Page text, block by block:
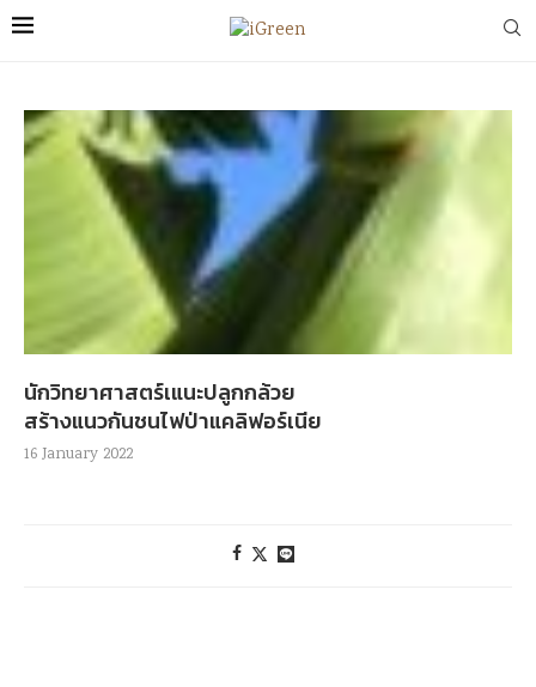
นักวิทยาศาสตร์เแนะปลูกกล้วย
สร้างแนวกันชนไฟป่าแคลิฟอร์เนีย
16 January 2022